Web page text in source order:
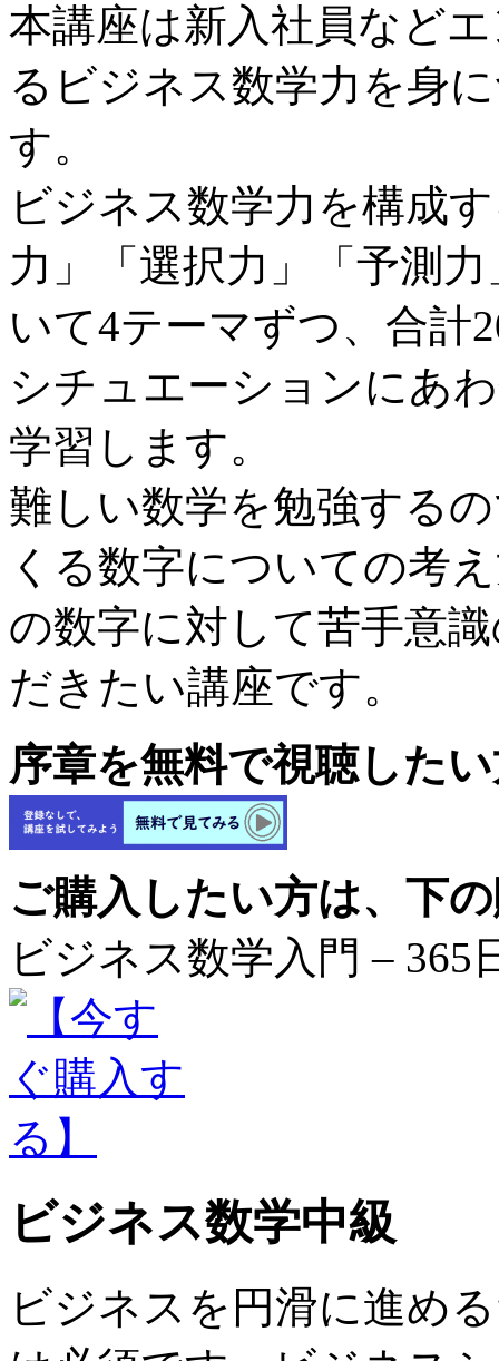
本講座は新入社員など
るビジネス数学力を身
す。
ビジネス数学力を構成
力」「選択力」「予測
いて4テーマずつ、合計
シチュエーションにあ
学習します。
難しい数学を勉強する
くる数字についての考
の数字に対して苦手意
だきたい講座です。
序章を無料で視聴した
ご購入したい方は、下
ビジネス数学入門 –
ビジネス数学中級
ビジネスを円滑に進め